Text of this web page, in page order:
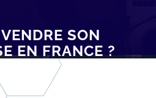
SON
EN FRANCE ?